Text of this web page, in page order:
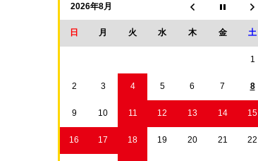
2026年8月
日 月 火 水 木 金 土
1
2 3 4 5 6 7 8
9 10 11 12 13 14 15
16 17 18 19 20 21 22